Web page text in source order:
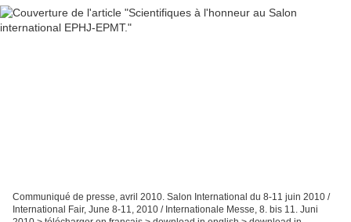
Communiqué de presse, avril 2010. Salon International du 8-11 juin 2010 /
International Fair, June 8-11, 2010 / Internationale Messe, 8. bis 11. Juni